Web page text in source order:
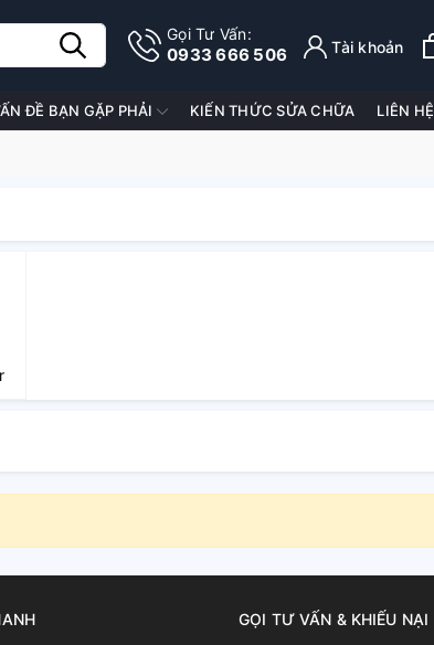
Gọi Tư Vấn:
0933 666 506 Tài khoản
ĐỀ BẠN GẶP PHẢI KIẾN THỨC SỬA CHỮA LIÊN HỆ
GỌI TƯ VẤN & KHIẾU NẠI